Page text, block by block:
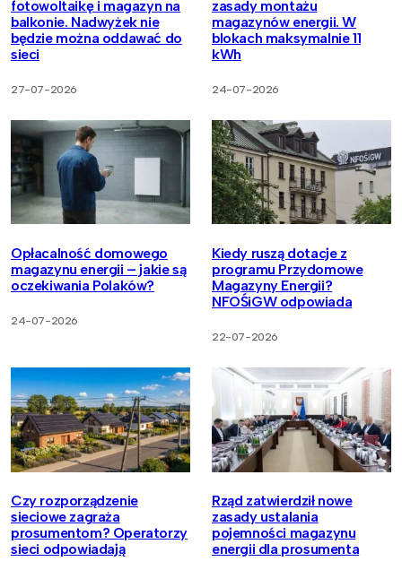
fotowoltaikę i magazyn na
balkonie. Nadwyżek nie
będzie można oddawać do
sieci
27-07-2026
zasady montażu
magazynów energii. W
blokach maksymalnie 11
kWh
24-07-2026
Opłacalność domowego
magazynu energii – jakie są
oczekiwania Polaków?
24-07-2026
Kiedy ruszą dotacje z
programu Przydomowe
Magazyny Energii?
NFOŚiGW odpowiada
22-07-2026
Czy rozporządzenie
sieciowe zagraża
prosumentom? Operatorzy
sieci odpowiadają
Rząd zatwierdził nowe
zasady ustalania
pojemności magazynu
energii dla prosumenta